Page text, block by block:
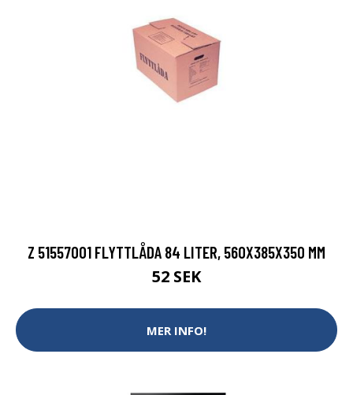
Z 51557001 FLYTTLÅDA 84 LITER, 560X385X350 MM
52 SEK
MER INFO!